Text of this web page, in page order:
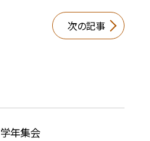
次の記事
学年集会